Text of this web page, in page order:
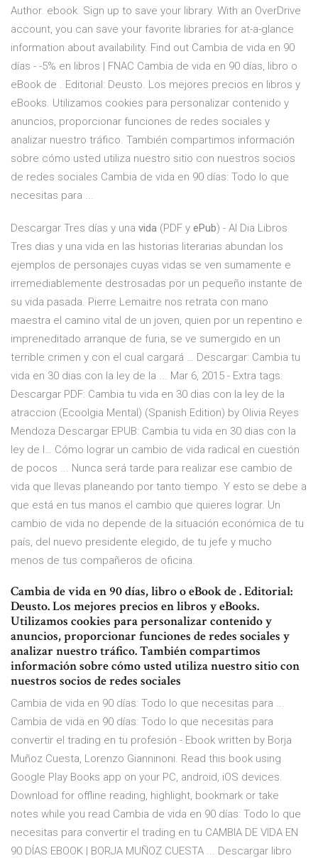
Author. ebook. Sign up to save your library. With an OverDrive
account, you can save your favorite libraries for at-a-glance
information about availability. Find out Cambia de vida en 90
días - -5% en libros | FNAC Cambia de vida en 90 días, libro o
eBook de . Editorial: Deusto. Los mejores precios en libros y
eBooks. Utilizamos cookies para personalizar contenido y
anuncios, proporcionar funciones de redes sociales y
analizar nuestro tráfico. También compartimos información
sobre cómo usted utiliza nuestro sitio con nuestros socios
de redes sociales Cambia de vida en 90 días: Todo lo que
necesitas para ...
Descargar Tres días y una vida (PDF y ePub) - Al Dia Libros
Tres dias y una vida en las historias literarias abundan los
ejemplos de personajes cuyas vidas se ven sumamente e
irremediablemente destrosadas por un pequeño instante de
su vida pasada. Pierre Lemaitre nos retrata con mano
maestra el camino vital de un joven, quien por un repentino e
impreneditado arranque de furia, se ve sumergido en un
terrible crimen y con el cual cargará … Descargar: Cambia tu
vida en 30 dias con la ley de la ... Mar 6, 2015 - Extra tags:
Descargar PDF: Cambia tu vida en 30 dias con la ley de la
atraccion (Ecoolgia Mental) (Spanish Edition) by Olivia Reyes
Mendoza Descargar EPUB: Cambia tu vida en 30 dias con la
ley de l… Cómo lograr un cambio de vida radical en cuestión
de pocos ... Nunca será tarde para realizar ese cambio de
vida que llevas planeando por tanto tiempo. Y esto se debe a
que está en tus manos el cambio que quieres lograr. Un
cambio de vida no depende de la situación económica de tu
país, del nuevo presidente elegido, de tu jefe y mucho
menos de tus compañeros de oficina.
Cambia de vida en 90 días, libro o eBook de . Editorial:
Deusto. Los mejores precios en libros y eBooks.
Utilizamos cookies para personalizar contenido y
anuncios, proporcionar funciones de redes sociales y
analizar nuestro tráfico. También compartimos
información sobre cómo usted utiliza nuestro sitio con
nuestros socios de redes sociales
Cambia de vida en 90 días: Todo lo que necesitas para ...
Cambia de vida en 90 días: Todo lo que necesitas para
convertir el trading en tu profesión - Ebook written by Borja
Muñoz Cuesta, Lorenzo Gianninoni. Read this book using
Google Play Books app on your PC, android, iOS devices.
Download for offline reading, highlight, bookmark or take
notes while you read Cambia de vida en 90 días: Todo lo que
necesitas para convertir el trading en tu CAMBIA DE VIDA EN
90 DÍAS EBOOK | BORJA MUÑOZ CUESTA ... Descargar libro